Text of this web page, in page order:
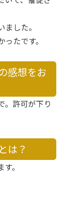
した。
たです。
感想をお
。許可が下り
は？
。